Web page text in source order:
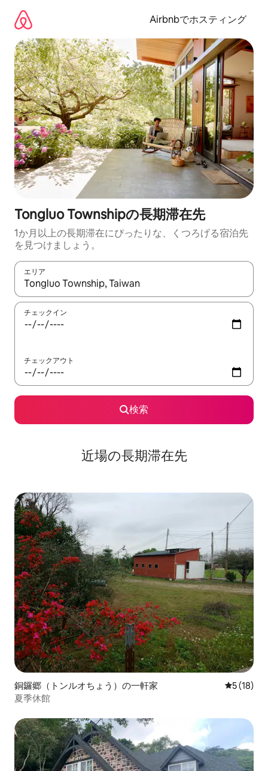
Airbnbでホスティング
Tongluo Townshipの長期滞在先
1か月以上の長期滞在にぴったりな、くつろげる宿泊先
を見つけましょう。
エリア
検索結果が表示されたら、上下の矢印キーを使って移動するか
チェックイン
チェックアウト
検索
近場の長期滞在先
銅鑼郷（トンルオちょう）の一軒家 レビュー
5 (18)
夏季休館